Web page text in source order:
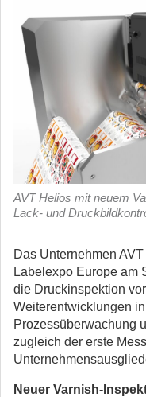
AVT Helios mit neuem
Lack- und
Das Unternehmen
Labelexpo Europe am
die Druckinspektion
Weiterentwicklungen
Prozessüberwachung
zugleich der erste
Neuer Varnish-